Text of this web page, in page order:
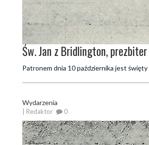
Św. Jan z Bridlington,
Patronem dnia 10 października jest
Wydarzenia
| Redaktor 0